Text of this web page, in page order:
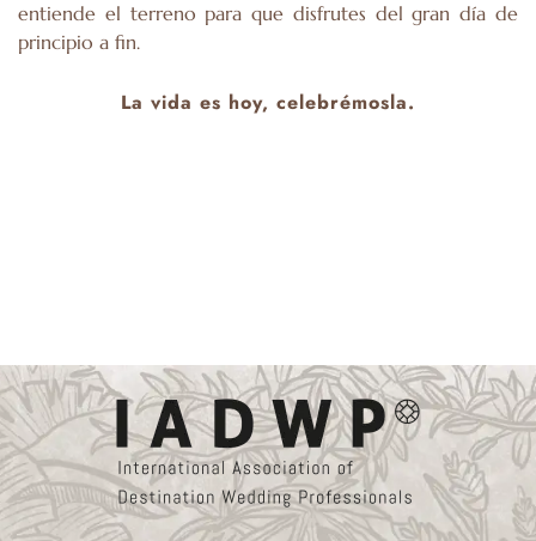
entiende el terreno para que disfrutes del gran día de
principio a fin.
La vida es hoy, celebrémosla.